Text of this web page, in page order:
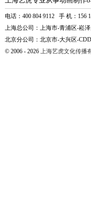
电话：400 804 9112 手 机：156
上海总公司：上海市-青浦区-崧
北京分公司：北京市-大兴区-
© 2006 - 2026 上海艺虎文化传播